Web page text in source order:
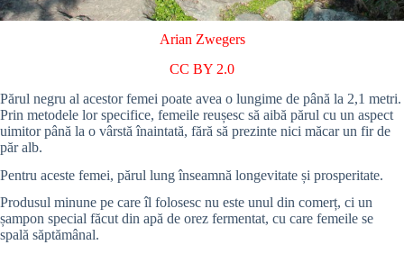
Arian Zwegers
CC BY 2.0
Părul negru al acestor femei poate avea o lungime de până la 2,1 metri.
Prin metodele lor specifice, femeile reușesc să aibă părul cu un aspect
uimitor până la o vârstă înaintată, fără să prezinte nici măcar un fir de
păr alb.
Pentru aceste femei, părul lung înseamnă longevitate și prosperitate.
Produsul minune pe care îl folosesc nu este unul din comerț, ci un
șampon special făcut din apă de orez fermentat, cu care femeile se
spală săptămânal.